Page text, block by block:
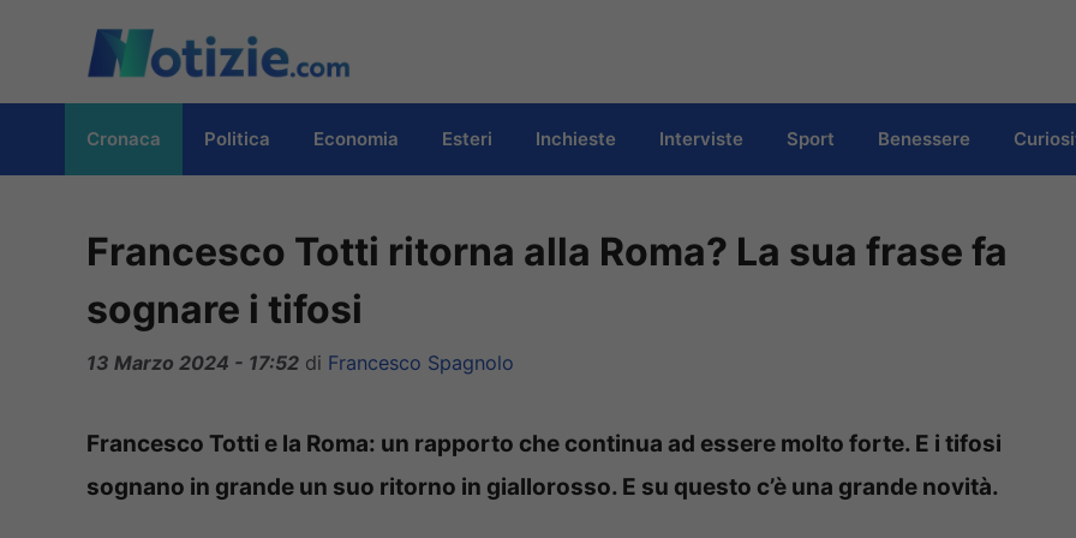
contenuto
Cronaca Politica Economia Esteri Inchieste Interviste Sport Benessere
Francesco Totti ritorna alla Roma? La sua frase fa
sognare i tifosi
13 Marzo 2024 - 17:52 di Francesco Spagnolo
Francesco Totti e la Roma: un rapporto che continua ad essere molto forte. E i tifosi
sognano in grande un suo ritorno in giallorosso. E su questo c’è una grande novità.